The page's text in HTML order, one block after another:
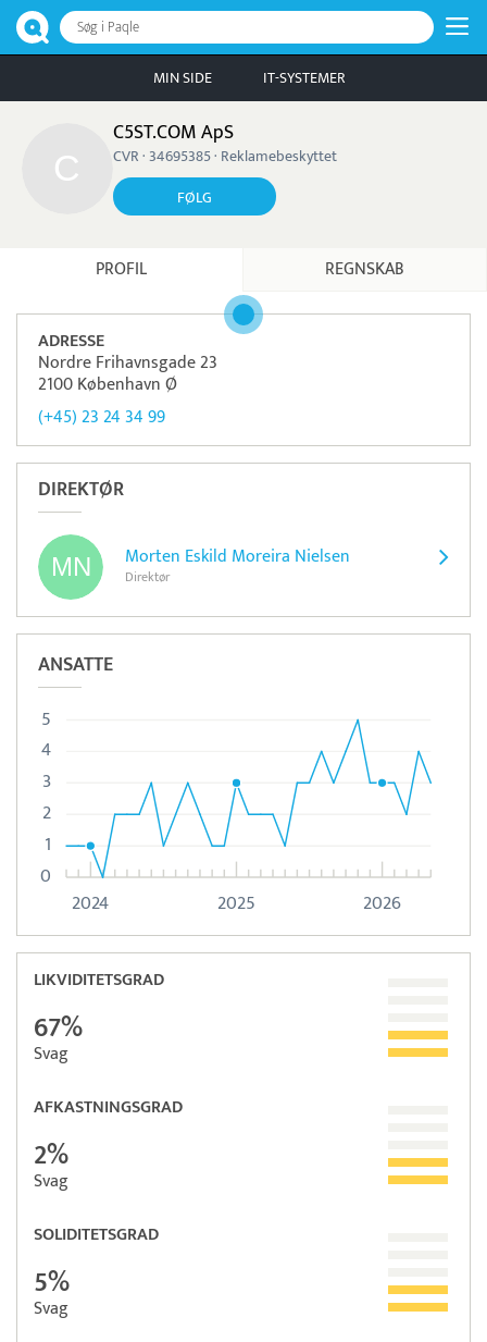
Søg i Paqle
MIN SIDE IT-SYSTEMER
C5ST.COM ApS
CVR · 34695385 · Reklamebeskyttet
FØLG
PROFIL REGNSKAB
ADRESSE
Nordre Frihavnsgade 23
2100 København Ø
(+45) 23 24 34 99
DIREKTØR
Morten Eskild Moreira Nielsen
Direktør
ANSATTE
2024 2025 2026
0
1
2
3
4
5
LIKVIDITETSGRAD
67%
Svag
AFKASTNINGSGRAD
2%
Svag
SOLIDITETSGRAD
5%
Svag